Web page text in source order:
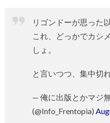
リゴンドーが思った
これ、どっかでカシ
しょ。
と言いつつ、集中切
— 俺に出版とかマジ
(@Info_Frentopia)